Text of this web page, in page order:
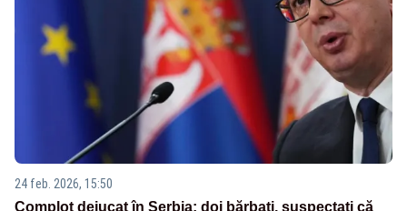
24 feb. 2026, 15:50
Complot dejucat în Serbia: doi bărbați, suspectați că